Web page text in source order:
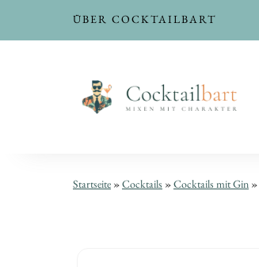
ÜBER COCKTAILBART
Startseite »Cocktails »Cocktails mit Gin »